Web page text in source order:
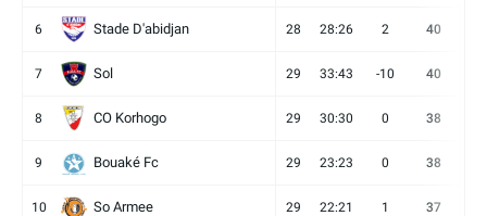
6 Stade D'abidjan 28 28:26 2 40
7 Sol 29 33:43 -10 40
8 CO Korhogo 29 30:30 0 38
9 Bouaké Fc 29 23:23 0 38
10 So Armee 29 22:21 1 37